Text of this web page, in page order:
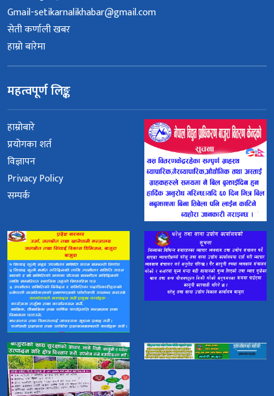
Gmail-setikarnalikhabar@gmail.com
सेती कर्णाली खबर
हाम्रो बारेमा
महत्वपूर्ण लिङ्क
हाम्रोबारे
प्रयोगका शर्त
विज्ञापन
Privacy Policy
सम्पर्क